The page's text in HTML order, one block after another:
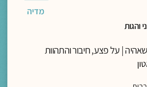
מדיה
והגות
שאהיה | על פצע, חיבור והתהוות